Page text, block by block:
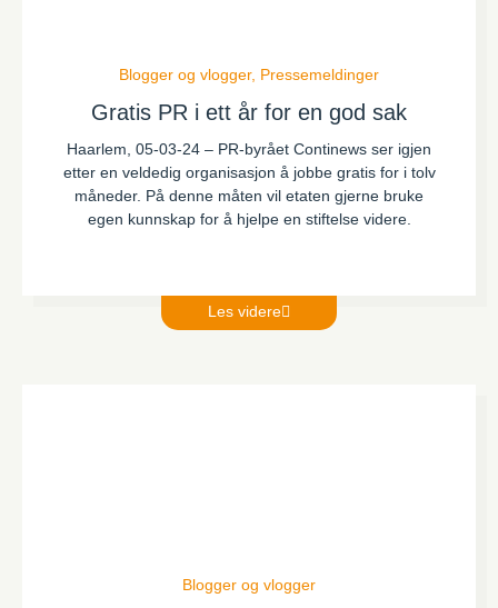
Blogger og vlogger, Pressemeldinger
Gratis PR i ett år for en god sak
Haarlem, 05-03-24 – PR-byrået Continews ser igjen
etter en veldedig organisasjon å jobbe gratis for i tolv
måneder. På denne måten vil etaten gjerne bruke
egen kunnskap for å hjelpe en stiftelse videre.
Les videre
Blogger og vlogger